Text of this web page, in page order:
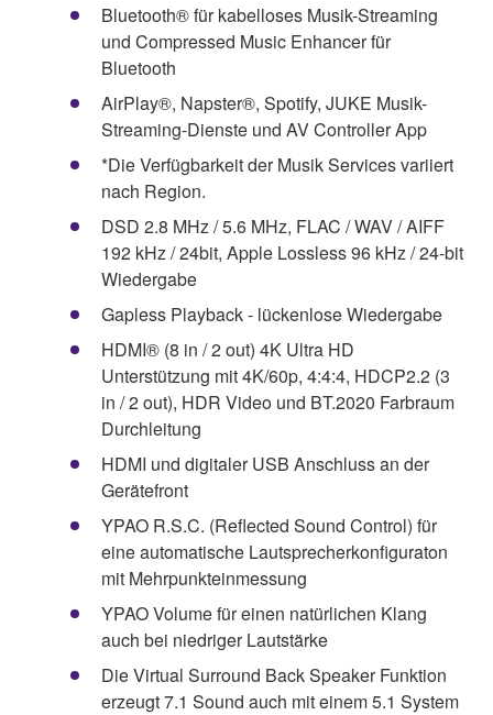
Bluetooth® für kabelloses Musik-Streaming
und Compressed Music Enhancer für
Bluetooth
AirPlay®, Napster®, Spotify, JUKE Musik-
Streaming-Dienste und AV Controller App
*Die Verfügbarkeit der Musik Services variiert
nach Region.
DSD 2.8 MHz / 5.6 MHz, FLAC / WAV / AIFF
192 kHz / 24bit, Apple Lossless 96 kHz / 24-bit
Wiedergabe
Gapless Playback - lückenlose Wiedergabe
HDMI® (8 in / 2 out) 4K Ultra HD
Unterstützung mit 4K/60p, 4:4:4, HDCP2.2 (3
in / 2 out), HDR Video und BT.2020 Farbraum
Durchleitung
HDMI und digitaler USB Anschluss an der
Gerätefront
YPAO R.S.C. (Reflected Sound Control) für
eine automatische Lautsprecherkonfiguraton
mit Mehrpunkteinmessung
YPAO Volume für einen natürlichen Klang
auch bei niedriger Lautstärke
Die Virtual Surround Back Speaker Funktion
erzeugt 7.1 Sound auch mit einem 5.1 System